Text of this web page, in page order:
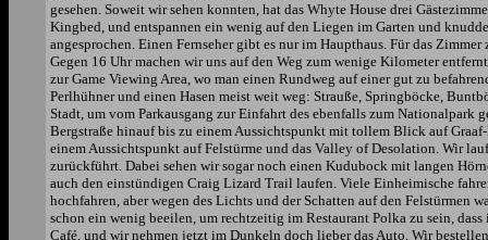
gesehen. Soweit wir sehen konnten, hat das Whyte House drei
Kingbed, und entspannen ein wenig auf den Liegen im Garten und
angesprochen. Einen Fernseher gibt es nur im Haupthaus. Für das
Gegen 16 Uhr machen wir uns auf den Weg zum wenige Kilometer
zur Game Viewing Area, wo man einen Rundweg auf einer gut zu
Perlhühner und einen Hasen meist weit weg: Strauße, Springböcke,
Stadt, um vom Parkausgang zur Einfahrt des ebenfalls zum Nationalpark
Bergstraße hinauf bis zu einem Aussichtspunkt mit tollem Blick auf
einem Aussichtspunkt auf Felstürme und das Valley of Desolation. Wir
zurückführt. Dabei sehen wir sogar noch einen Kudubock mit langen
auch den einstündigen Craig Lizard Trail laufen. Viele Einheimische
hochfahren, aber wegen des Lichts und der Schatten auf den Felstürmen
schon ein wenig beeilen, um rechtzeitig im Restaurant Polka zu sein,
Café, und wir nehmen jetzt im Dunkeln doch lieber das Auto. Wir